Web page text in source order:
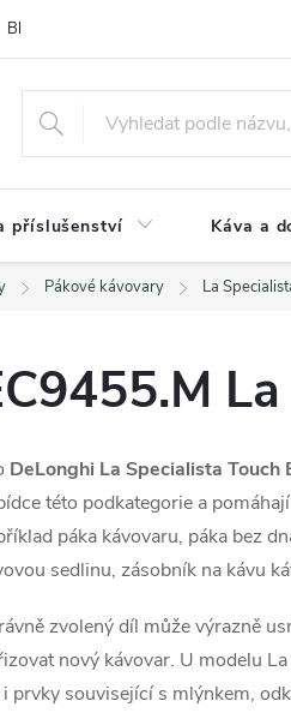
Blog
příslušenství Káva a
Pákové kávovary La
DeLonghi La Specialista Touch
této podkategorie a
páka kávovaru, páka bez
sedlinu, zásobník na kávu
zvolený díl může výrazně
nový kávovar. U modelu
i prvky související s mlýnkem,